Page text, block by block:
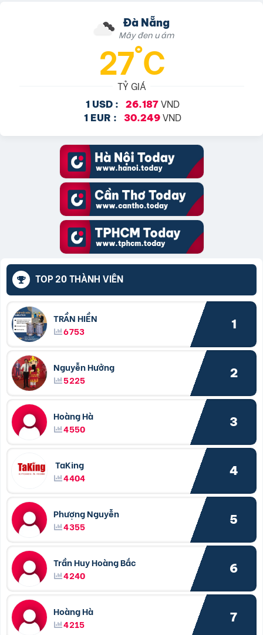
Đà Nẵng
Mây đen u ám
27°C
TỶ GIÁ
1 USD : 26.187 VND
1 EUR : 30.249 VND
TOP 20 THÀNH VIÊN
TRẦN HIỀN
6753
1
Nguyễn Hưởng
5225
2
Hoàng Hà
4550
3
TaKing
4404
4
Phượng Nguyễn
4355
5
Trần Huy Hoàng Bắc
4240
6
Hoàng Hà
4215
7